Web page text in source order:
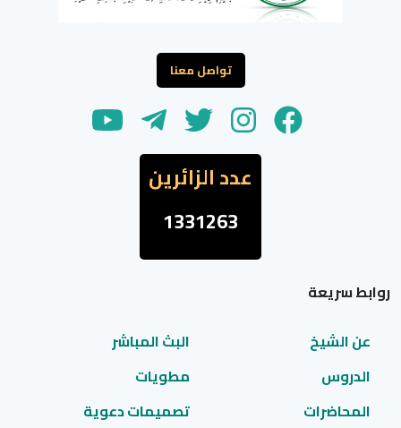
تواصل معنا
عدد الزائرين
1331263
روابط سريعة
عن الشيخ
البث المباشر
الدروس
مطويات
المحاضرات
تصميمات دعوية